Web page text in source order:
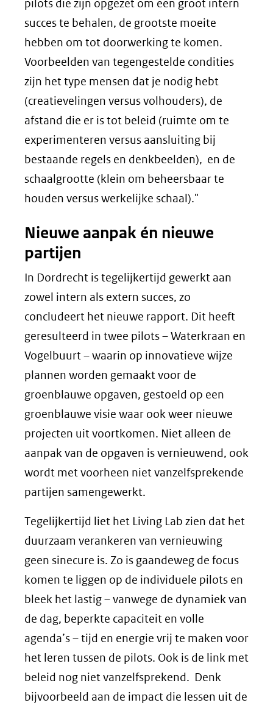
pilots die zijn opgezet om een groot intern
succes te behalen, de grootste moeite
hebben om tot doorwerking te komen.
Voorbeelden van tegengestelde condities
zijn het type mensen dat je nodig hebt
(creatievelingen versus volhouders), de
afstand die er is tot beleid (ruimte om te
experimenteren versus aansluiting bij
bestaande regels en denkbeelden), en de
schaalgrootte (klein om beheersbaar te
houden versus werkelijke schaal)."
Nieuwe aanpak én nieuwe
partijen
In Dordrecht is tegelijkertijd gewerkt aan
zowel intern als extern succes, zo
concludeert het nieuwe rapport. Dit heeft
geresulteerd in twee pilots – Waterkraan en
Vogelbuurt – waarin op innovatieve wijze
plannen worden gemaakt voor de
groenblauwe opgaven, gestoeld op een
groenblauwe visie waar ook weer nieuwe
projecten uit voortkomen. Niet alleen de
aanpak van de opgaven is vernieuwend, ook
wordt met voorheen niet vanzelfsprekende
partijen samengewerkt.
Tegelijkertijd liet het Living Lab zien dat het
duurzaam verankeren van vernieuwing
geen sinecure is. Zo is gaandeweg de focus
komen te liggen op de individuele pilots en
bleek het lastig – vanwege de dynamiek van
de dag, beperkte capaciteit en volle
agenda’s – tijd en energie vrij te maken voor
het leren tussen de pilots. Ook is de link met
beleid nog niet vanzelfsprekend. Denk
bijvoorbeeld aan de impact die lessen uit de